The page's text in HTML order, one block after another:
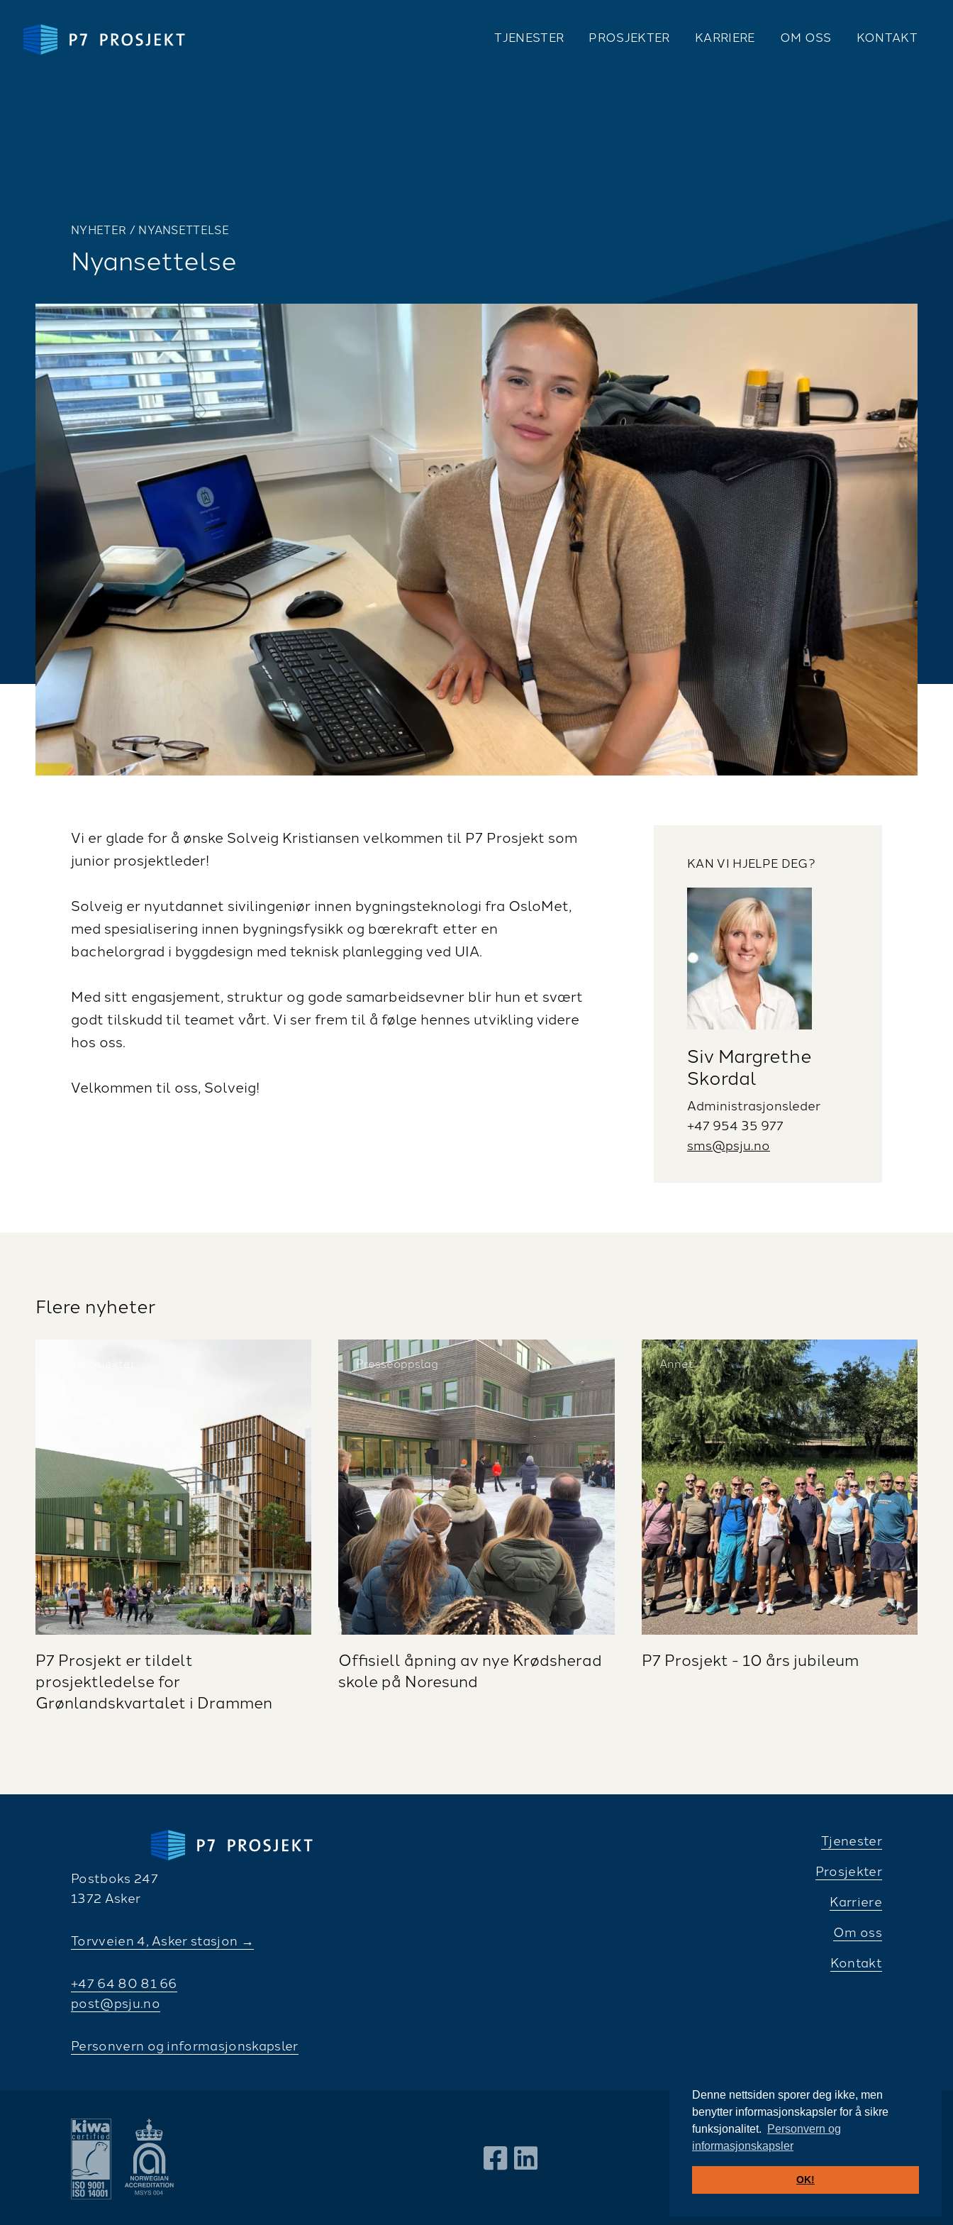
Denne nettsiden sporer deg ikke, men
benytter informasjonskapsler for å sikre
funksjonalitet.
Personvern og
informasjonskapsler
OK!
TJENESTER PROSJEKTER KARRIERE OM OSS KONTAKT
NYHETER / NYANSETTELSE
Nyansettelse
Vi er glade for å ønske Solveig Kristiansen velkommen til P7 Prosjekt som
junior prosjektleder!
Solveig er nyutdannet sivilingeniør innen bygningsteknologi fra OsloMet,
med spesialisering innen bygningsfysikk og bærekraft etter en
bachelorgrad i byggdesign med teknisk planlegging ved UIA.
Med sitt engasjement, struktur og gode samarbeidsevner blir hun et svært
godt tilskudd til teamet vårt. Vi ser frem til å følge hennes utvikling videre
hos oss.
Velkommen til oss, Solveig!
KAN VI HJELPE DEG?
Siv Margrethe
Skordal
Administrasjonsleder
+47 954 35 977
sms@psju.no
Flere nyheter
P7 Prosjekt er tildelt
prosjektledelse for
Grønlandskvartalet i Drammen
Presseoppslag
Offisiell åpning av nye Krødsherad
skole på Noresund
Annet
P7 Prosjekt - 10 års jubileum
Postboks 247
1372 Asker
Torvveien 4, Asker stasjon →
+47 64 80 81 66
post@psju.no
Personvern og informasjonskapsler
Tjenester
Prosjekter
Karriere
Om oss
Kontakt